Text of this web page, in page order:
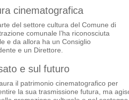
cinematografica
del settore cultura del Comune di
comunale l’ha riconosciuta
e da allora ha un Consiglio
e un Direttore.
e sul futuro
il patrimonio cinematografico per
la sua trasmissione futura, ma